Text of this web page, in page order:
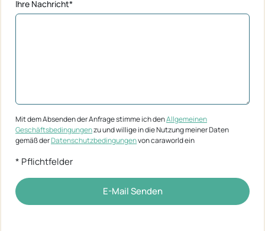
Ihre Nachricht*
Mit dem Absenden der Anfrage stimme ich denAllgemeinen
Geschäftsbedingungenzu und willige in die Nutzung meiner Daten
gemäß derDatenschutzbedingungenvon caraworld ein
* Pflichtfelder
E-Mail Senden